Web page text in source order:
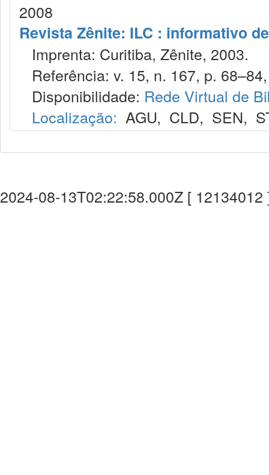
2008
Revista Zênite: ILC : informativo
Imprenta: Curitiba, Zênite, 2003.
Referência: v. 15, n. 167, p.
Disponibilidade: Rede Virtual de
Localização: AGU, CLD, SEN,
2024-08-13T02:22:58.000Z [ 12134012